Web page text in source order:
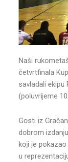
Naši
četvrtfinala
savladali ekipu
(poluvrijeme
Gosti iz
dobrom
koji je
u